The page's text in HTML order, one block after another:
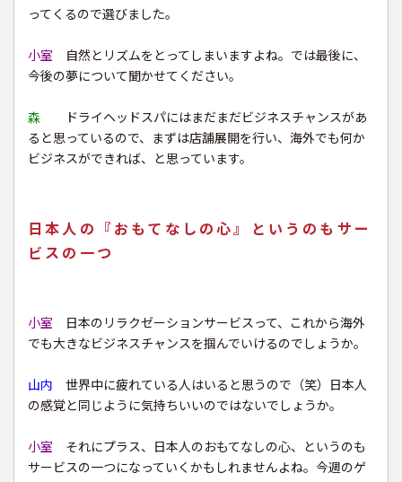
ってくるので選びました。
小室 自然とリズムをとってしまいますよね。では最後に、
今後の夢について聞かせてください。
森 ドライヘッドスパにはまだまだビジネスチャンスがあ
ると思っているので、まずは店舗展開を行い、海外でも何か
ビジネスができれば、と思っています。
日本人の『おもてなしの心』というのもサー
ビスの一つ
小室 日本のリラクゼーションサービスって、これから海外
でも大きなビジネスチャンスを掴んでいけるのでしょうか。
山内 世界中に疲れている人はいると思うので（笑）日本人
の感覚と同じように気持ちいいのではないでしょうか。
小室 それにプラス、日本人のおもてなしの心、というのも
サービスの一つになっていくかもしれませんよね。今週のゲ